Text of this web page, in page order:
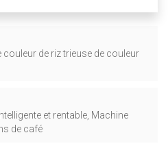
couleur de riz trieuse de couleur
et rentable, Machine
de café